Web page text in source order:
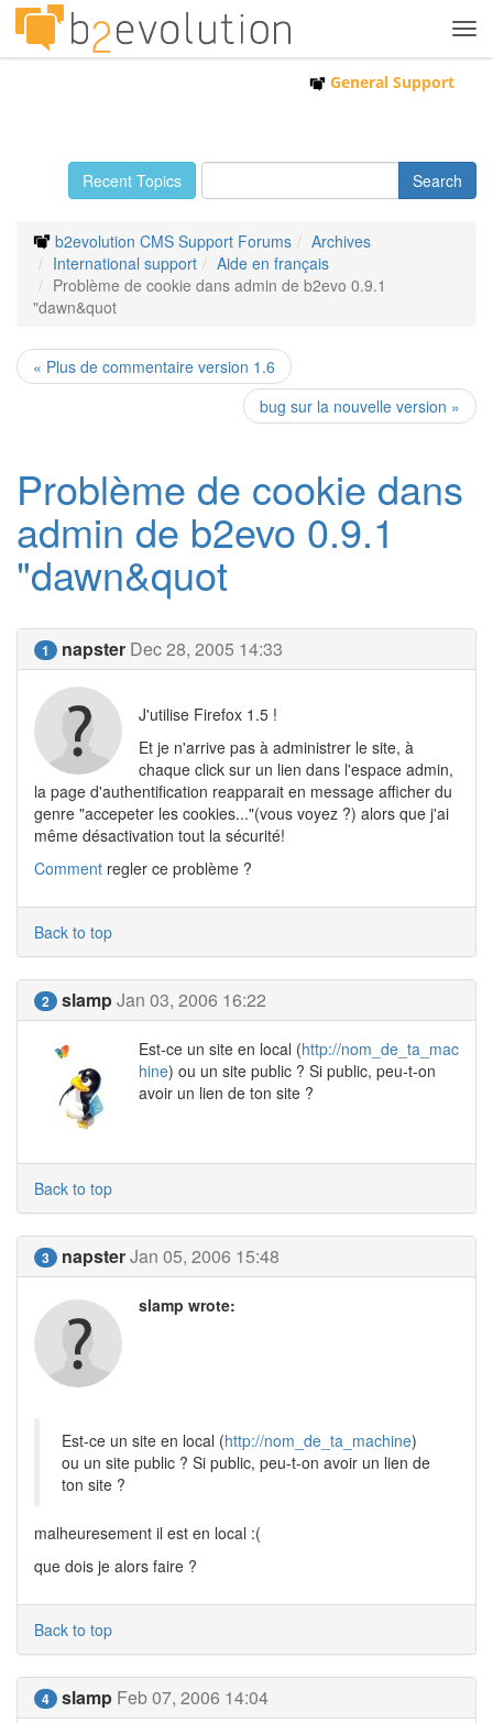
General Support
Recent Topics
b2evolution CMS Support Forums
Archives
International support
Aide en français
Problème de cookie dans admin de b2evo 0.9.1
"dawn&quot
« Plus de commentaire version 1.6
bug sur la nouvelle version »
Problème de cookie dans
admin de b2evo 0.9.1
"dawn&quot
1 napster Dec 28, 2005 14:33
J'utilise Firefox 1.5 !
Et je n'arrive pas à administrer le site, à
chaque click sur un lien dans l'espace admin,
la page d'authentification reapparait en message afficher du
genre "accepeter les cookies..."(vous voyez ?) alors que j'ai
même désactivation tout la sécurité!
Comment regler ce problème ?
Back to top
2 slampJan 03, 2006 16:22
Est-ce un site en local (http://nom_de_ta_mac
hine) ou un site public ? Si public, peu-t-on
avoir un lien de ton site ?
Back to top
3 napsterJan 05, 2006 15:48
slamp wrote:
Est-ce un site en local (http://nom_de_ta_machine)
ou un site public ? Si public, peu-t-on avoir un lien de
ton site ?
malheuresement il est en local :(
que dois je alors faire ?
Back to top
4 slamp Feb 07, 2006 14:04